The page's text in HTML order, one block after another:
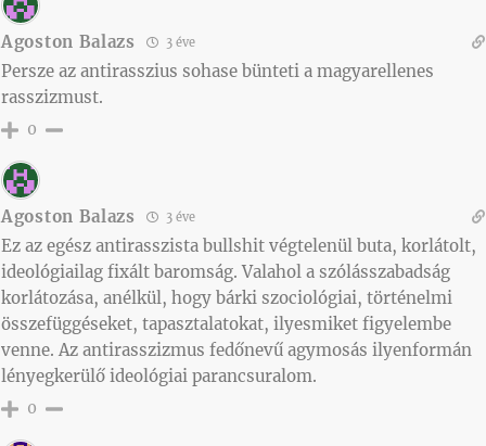
Agoston Balazs 3 éve
Persze az antirasszius sohase bünteti a magyarellenes
rasszizmust.
0
Agoston Balazs 3 éve
Ez az egész antirasszista bullshit végtelenül buta, korlátolt,
ideológiailag fixált baromság. Valahol a szólásszabadság
korlátozása, anélkül, hogy bárki szociológiai, történelmi
összefüggéseket, tapasztalatokat, ilyesmiket figyelembe
venne. Az antirasszizmus fedőnevű agymosás ilyenformán
lényegkerülő ideológiai parancsuralom.
0